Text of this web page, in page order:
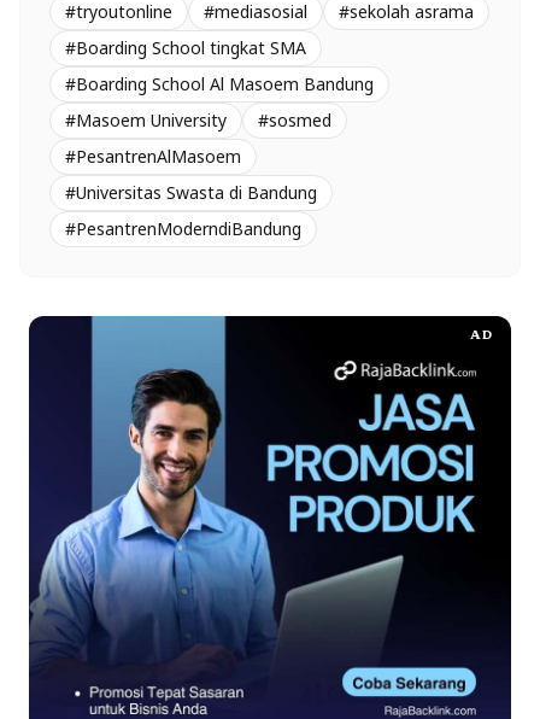
#tryoutonline #mediasosial
#sekolah asrama
#Boarding School tingkat SMA
#Boarding School Al Masoem Bandung
#Masoem University
#sosmed
#PesantrenAlMasoem
#Universitas Swasta di Bandung
#PesantrenModerndiBandung
AD